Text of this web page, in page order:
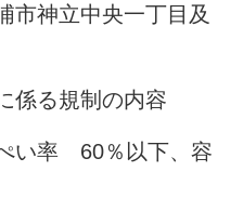
央一丁目及
制の内容
以下、容